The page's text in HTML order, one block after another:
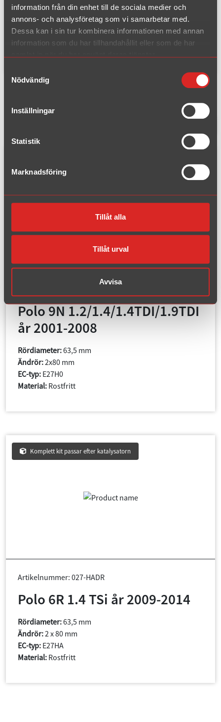
information från din enhet till de sociala medier och
annons- och analysföretag som vi samarbetar med.
Dessa kan i sin tur kombinera informationen med annan
information som du har tillhandahållit eller som de har
Nödvändig
Inställningar
Statistik
Marknadsföring
Tillåt alla
Tillåt urval
Avvisa
B6
2005 - 2010
Volvo
Avgassystem för VW, Polo
Polo 9N 1.2/1.4/1.4TDI/1.9TDI
år 2001-2008
Rördiameter:63,5 mm
Ändrör:2x80 mm
EC-typ: E27H0
Material: Rostfritt
Komplett kit passar efter katalysatorn
Artikelnummer: 027-HADR
Polo 6R 1.4 TSi år 2009-2014
Rördiameter:63,5 mm
Ändrör:2 x 80 mm
EC-typ: E27HA
Material: Rostfritt